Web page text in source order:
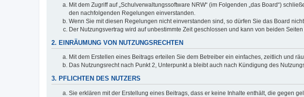
Mit dem Zugriff auf „Schulverwaltungssoftware NRW“ (im Folgenden „das Board“)
den nachfolgenden Regelungen einverstanden.
Wenn Sie mit diesen Regelungen nicht einverstanden sind, so dürfen Sie das Board
Der Nutzungsvertrag wird auf unbestimmte Zeit geschlossen und kann von beiden
2. EINRÄUMUNG VON NUTZUNGSRECHTEN
Mit dem Erstellen eines Beitrags erteilen Sie dem Betreiber ein einfaches, zeitlich und
Das Nutzungsrecht nach Punkt 2, Unterpunkt a bleibt auch nach Kündigung des
3. PFLICHTEN DES NUTZERS
Sie erklären mit der Erstellung eines Beitrags, dass er keine Inhalte enthält, die gegen